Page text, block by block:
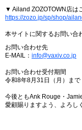
▼ Ailand ZOZOTOWN店は
https://zozo.jp/sp/shop/
本サイトに関するお問い合
お問い合わせ先
E-MAIL： info@vaxiv.co.jp
お問い合わせ受付期間
令和8年8月31日（月）まで
今後ともAnk Rouge・
愛顧賜りますよう、よろし